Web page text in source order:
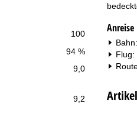
100
94 %
9,0
9,2
Anreise
Flug: